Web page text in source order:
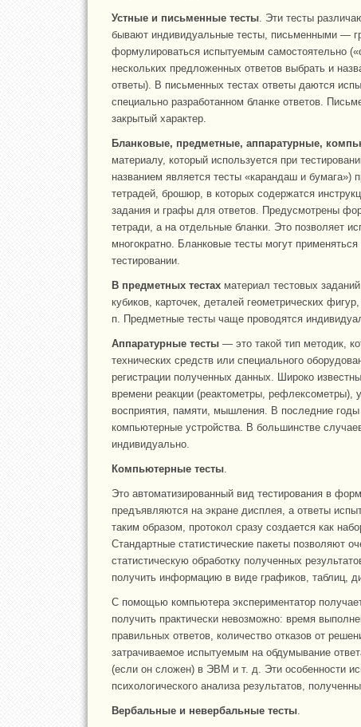
Устные и письменные тесты. Эти тесты
бывают индивидуальные тесты, письменными —
формулироваться испытуемым самостоятельно
нескольких предложенных ответов выбрать и
ответы). В письменных тестах ответы даются
специально разработанном бланке ответов.
закрытый характер.
Бланковые, предметные, аппаратурные,
материалу, который используется при
названием является тесты «карандаш и бумага»)
тетрадей, брошюр, в которых содержатся
задания и графы для ответов. Предусмотрены
тетради, а на отдельные бланки. Это позволяет
многократно. Бланковые тесты могут
тестировании.
В предметных тестах материал тестовых
кубиков, карточек, деталей геометрических
п. Предметные тесты чаще проводятся
Аппаратурные тесты — это такой тип методик,
технических средств или специального
регистрации полученных данных. Широко
времени реакции (реактометры, рефлексометры),
восприятия, памяти, мышления. В последние
компьютерные устройства. В большинстве
индивидуально.
Компьютерные тесты.
Это автоматизированный вид тестирования в
предъявляются на экране дисплея, а ответы
таким образом, протокол сразу создается как
Стандартные статистические пакеты позволяют
статистическую обработку полученных
получить информацию в виде графиков, таблиц,
С помощью компьютера экспериментатор
получить практически невозможно: время
правильных ответов, количество отказов от
затрачиваемое испытуемым на обдумывание
(если он сложен) в ЭВМ и т. д. Эти особенности
психологического анализа результатов,
Вербальные и невербальные тесты.